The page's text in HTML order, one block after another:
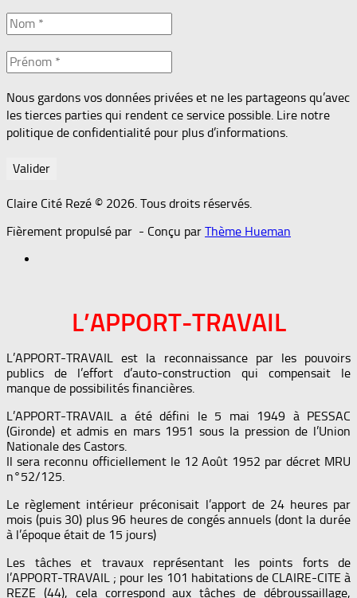
Nous gardons vos données privées et ne les partageons qu’avec
les tierces parties qui rendent ce service possible. Lire notre
politique de confidentialité pour plus d’informations.
Claire Cité Rezé © 2026. Tous droits réservés.
Fièrement propulsé par - Conçu par Thème Hueman
L’APPORT-TRAVAIL
L’APPORT-TRAVAIL est la reconnaissance par les pouvoirs
publics de l’effort d’auto-construction qui compensait le
manque de possibilités financières.
L’APPORT-TRAVAIL a été défini le 5 mai 1949 à PESSAC
(Gironde) et admis en mars 1951 sous la pression de l’Union
Nationale des Castors.
Il sera reconnu officiellement le 12 Août 1952 par décret MRU
n°52/125.
Le règlement intérieur préconisait l’apport de 24 heures par
mois (puis 30) plus 96 heures de congés annuels (dont la durée
à l’époque était de 15 jours)
Les tâches et travaux représentant les points forts de
l’APPORT-TRAVAIL ; pour les 101 habitations de CLAIRE-CITE à
REZE (44), cela correspond aux tâches de débroussaillage,